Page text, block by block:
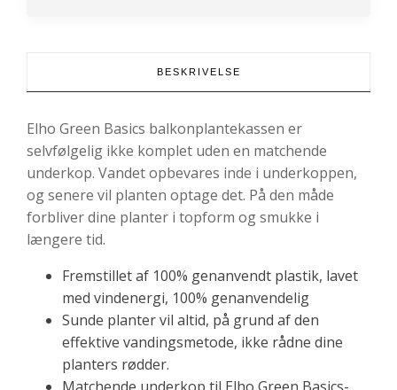
BESKRIVELSE
Elho Green Basics balkonplantekassen er
selvfølgelig ikke komplet uden en matchende
underkop. Vandet opbevares inde i underkoppen,
og senere vil planten optage det. På den måde
forbliver dine planter i topform og smukke i
længere tid.
Fremstillet af 100% genanvendt plastik, lavet
med vindenergi, 100% genanvendelig
Sunde planter vil altid, på grund af den
effektive vandingsmetode, ikke rådne dine
planters rødder.